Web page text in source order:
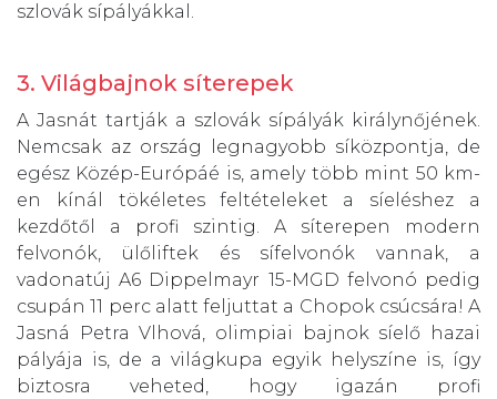
szlovák sípályákkal.
3. Világbajnok síterepek
A Jasnát tartják a szlovák sípályák királynőjének.
Nemcsak az ország legnagyobb síközpontja, de
egész Közép-Európáé is, amely több mint 50 km-
en kínál tökéletes feltételeket a síeléshez a
kezdőtől a profi szintig. A síterepen modern
felvonók, ülőliftek és sífelvonók vannak, a
vadonatúj A6 Dippelmayr 15-MGD felvonó pedig
csupán 11 perc alatt feljuttat a Chopok csúcsára! A
Jasná Petra Vlhová, olimpiai bajnok síelő hazai
pályája is, de a világkupa egyik helyszíne is, így
biztosra veheted, hogy igazán profi